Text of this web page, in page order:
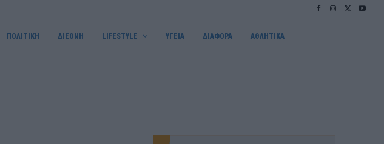
ΠΟΛΙΤΙΚΗ ΔΙΕΘΝΗ LIFESTYLE ΥΓΕΙΑ ΔΙΑΦΟΡΑ ΑΘΛΗΤΙΚΑ